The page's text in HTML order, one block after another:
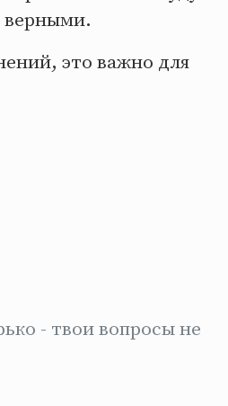
верными.
это важно для
- твои вопросы не